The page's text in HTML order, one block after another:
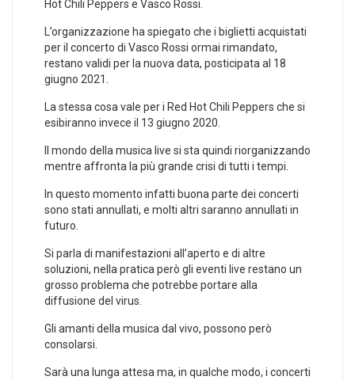
Hot Chili Peppers e Vasco Rossi.
L’organizzazione ha spiegato che i biglietti acquistati
per il concerto di Vasco Rossi ormai rimandato,
restano validi per la nuova data, posticipata al 18
giugno 2021.
La stessa cosa vale per i Red Hot Chili Peppers che si
esibiranno invece il 13 giugno 2020.
Il mondo della musica live si sta quindi riorganizzando
mentre affronta la più grande crisi di tutti i tempi.
In questo momento infatti buona parte dei concerti
sono stati annullati, e molti altri saranno annullati in
futuro.
Si parla di manifestazioni all’aperto e di altre
soluzioni, nella pratica però gli eventi live restano un
grosso problema che potrebbe portare alla
diffusione del virus.
Gli amanti della musica dal vivo, possono però
consolarsi.
Sarà una lunga attesa ma, in qualche modo, i concerti